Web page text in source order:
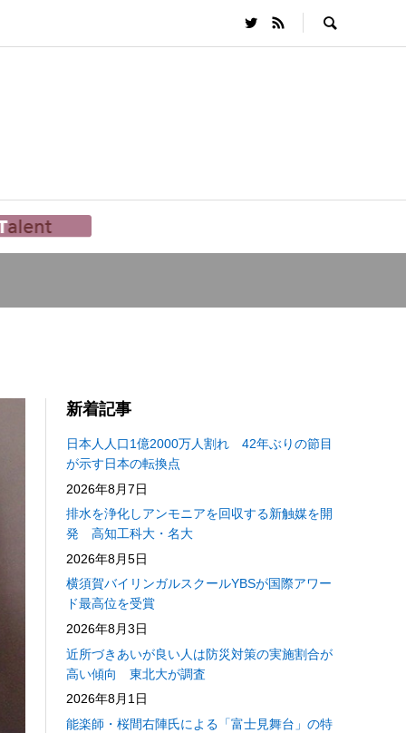
新着記事
日本人人口1億2000万人割れ 42年ぶりの節目
が示す日本の転換点
2026年8月7日
排水を浄化しアンモニアを回収する新触媒を開
発 高知工科大・名大
2026年8月5日
横須賀バイリンガルスクールYBSが国際アワー
ド最高位を受賞
2026年8月3日
近所づきあいが良い人は防災対策の実施割合が
高い傾向 東北大が調査
2026年8月1日
能楽師・桜間右陣氏による「富士見舞台」の特